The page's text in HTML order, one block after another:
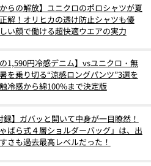
からの解放】ユニクロのポロシャツが夏
解！オリヒカの透け防止シャツも優
い顔で働ける超快適ウエアの実力
の1,590円冷感デニム】vsユニクロ・無
を乗り切る“涼感ロングパンツ”3選を
冷感から綿100%まで決定版
録】ガバッと開いて中身が一目瞭然！
ばら式４層ショルダーバッグ」は、出
さも過去最高レベルだった！